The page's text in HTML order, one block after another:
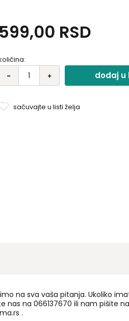
Kada otkrije Vakanin tajni hobi, Marin
joj napravi kostim za kosplej.
599,00 RSD
dodaj u
sačuvajte u listi želja
na sva vaša pitanja. Ukoliko
nas na 066137670 ili nam pišite na
.